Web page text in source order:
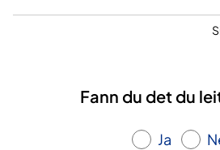
Fann du det du
Ja